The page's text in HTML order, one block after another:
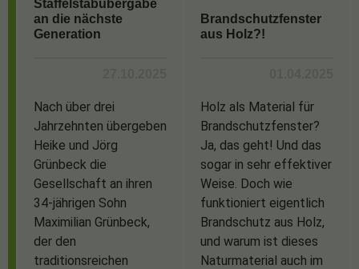
Staffelstabübergabe
an die nächste
Generation
Nach über drei
Jahrzehnten übergeben
Heike und Jörg
Grünbeck die
Gesellschaft an ihren
34-jährigen Sohn
Maximilian Grünbeck,
der den
traditionsreichen
Brandschutzfenster
aus Holz?!
Holz als Material für
Brandschutzfenster?
Ja, das geht! Und das
sogar in sehr effektiver
Weise. Doch wie
funktioniert eigentlich
Brandschutz aus Holz,
und warum ist dieses
Naturmaterial auch im